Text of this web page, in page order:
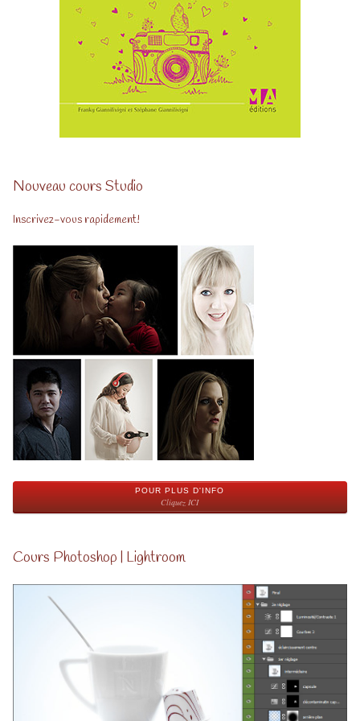
Nouveau cours Studio
Inscrivez-vous rapidement!
POUR PLUS D'INFO
Cliquez ICI
Cours Photoshop | Lightroom